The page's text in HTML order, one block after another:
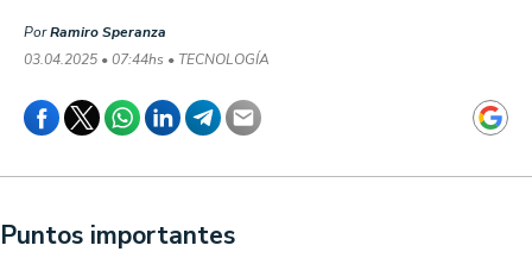
PorRamiro Speranza
03.04.2025 • 07:44hs • TECNOLOGÍA
Puntos importantes